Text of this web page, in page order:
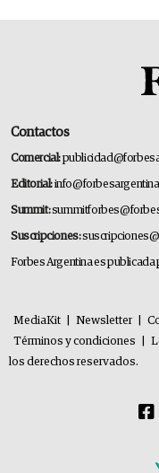
Contactos
Comercial:
Editorial:
Summit:
Suscripciones:
Forbes Argentina es publicada
MediaKit Newsletter
Términos y condiciones
los derechos reservados.